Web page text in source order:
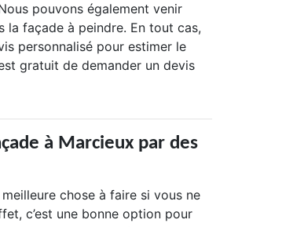
pouvons également venir
la façade à peindre. En tout cas,
personnalisé pour estimer le
gratuit de demander un devis
à Marcieux par des
chose à faire si vous ne
c’est une bonne option pour